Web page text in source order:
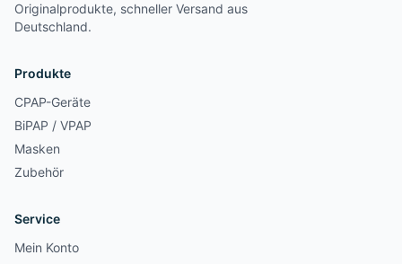
Originalprodukte, schneller Versand aus
Deutschland.
Produkte
CPAP-Geräte
BiPAP / VPAP
Masken
Zubehör
Service
Mein Konto